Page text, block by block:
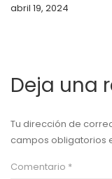
abril 19, 2024
Deja una
Tu dirección de
campos obligatorios
Comentario *